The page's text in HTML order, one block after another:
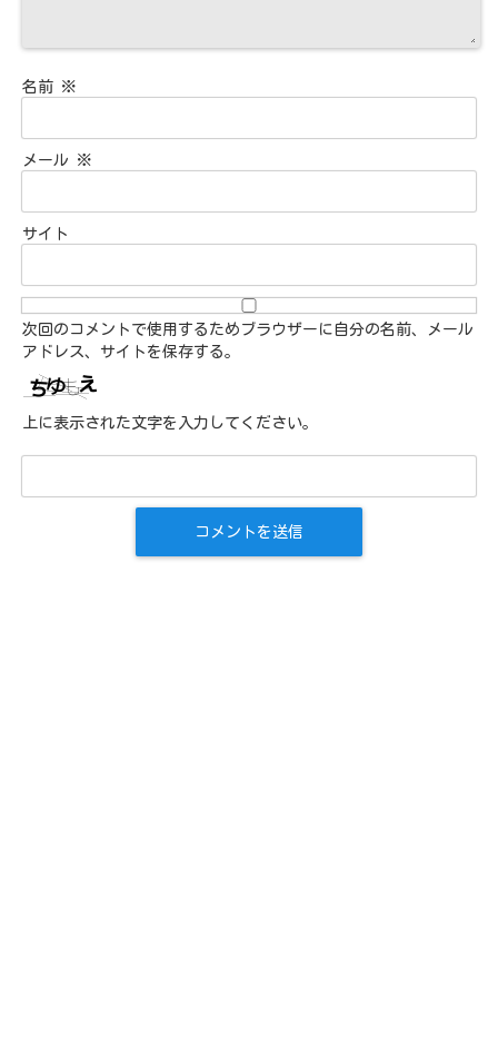
名前 ※
メール ※
サイト
次回のコメントで使用するためブラウザーに自分の名前、メール
アドレス、サイトを保存する。
上に表示された文字を入力してください。